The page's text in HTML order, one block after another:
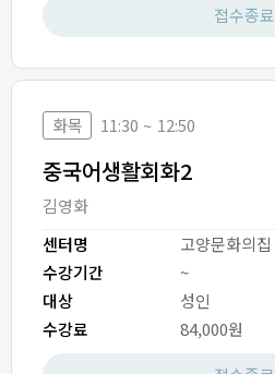
접수종료
중국어생활회화2
화목 11:30 ~ 12:50
센터명
고양문화의집
수강기간
~
대상
성인
수강료
84,000원
김영화